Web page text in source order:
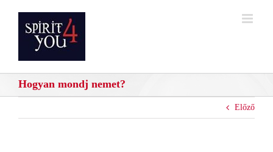
Hogyan mondj nemet?
Előző